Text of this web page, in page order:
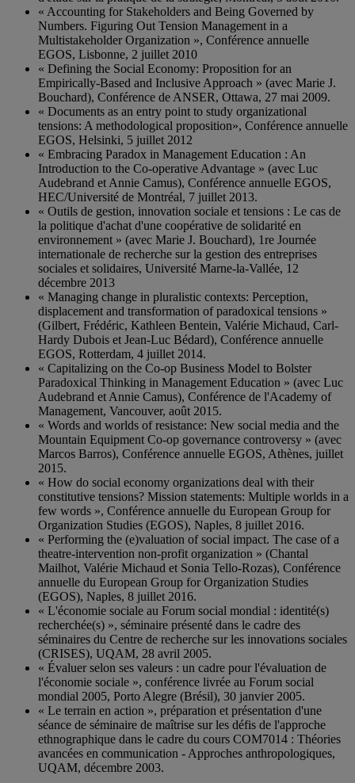
« Accounting for Stakeholders and Being Governed by
Numbers. Figuring Out Tension Management in a
Multistakeholder Organization », Conférence annuelle
EGOS, Lisbonne, 2 juillet 2010
« Defining the Social Economy: Proposition for an
Empirically-Based and Inclusive Approach » (avec Marie J.
Bouchard), Conférence de ANSER, Ottawa, 27 mai 2009.
« Documents as an entry point to study organizational
tensions: A methodological proposition», Conférence annuelle
EGOS, Helsinki, 5 juillet 2012
« Embracing Paradox in Management Education : An
Introduction to the Co-operative Advantage » (avec Luc
Audebrand et Annie Camus), Conférence annuelle EGOS,
HEC/Université de Montréal, 7 juillet 2013.
« Outils de gestion, innovation sociale et tensions : Le cas de
la politique d'achat d'une coopérative de solidarité en
environnement » (avec Marie J. Bouchard), 1re Journée
internationale de recherche sur la gestion des entreprises
sociales et solidaires, Université Marne-la-Vallée, 12
décembre 2013
« Managing change in pluralistic contexts: Perception,
displacement and transformation of paradoxical tensions »
(Gilbert, Frédéric, Kathleen Bentein, Valérie Michaud, Carl-
Hardy Dubois et Jean-Luc Bédard), Conférence annuelle
EGOS, Rotterdam, 4 juillet 2014.
« Capitalizing on the Co-op Business Model to Bolster
Paradoxical Thinking in Management Education » (avec Luc
Audebrand et Annie Camus), Conférence de l'Academy of
Management, Vancouver, août 2015.
« Words and worlds of resistance: New social media and the
Mountain Equipment Co-op governance controversy » (avec
Marcos Barros), Conférence annuelle EGOS, Athènes, juillet
2015.
« How do social economy organizations deal with their
constitutive tensions? Mission statements: Multiple worlds in a
few words », Conférence annuelle du European Group for
Organization Studies (EGOS), Naples, 8 juillet 2016.
« Performing the (e)valuation of social impact. The case of a
theatre-intervention non-profit organization » (Chantal
Mailhot, Valérie Michaud et Sonia Tello-Rozas), Conférence
annuelle du European Group for Organization Studies
(EGOS), Naples, 8 juillet 2016.
« L'économie sociale au Forum social mondial : identité(s)
recherchée(s) », séminaire présenté dans le cadre des
séminaires du Centre de recherche sur les innovations sociales
(CRISES), UQAM, 28 avril 2005.
« Évaluer selon ses valeurs : un cadre pour l'évaluation de
l'économie sociale », conférence livrée au Forum social
mondial 2005, Porto Alegre (Brésil), 30 janvier 2005.
« Le terrain en action », préparation et présentation d'une
séance de séminaire de maîtrise sur les défis de l'approche
ethnographique dans le cadre du cours COM7014 : Théories
avancées en communication - Approches anthropologiques,
UQAM, décembre 2003.